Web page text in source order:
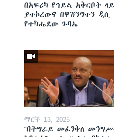
በአፍሪካ የኅይል አቅርቦት
ያተኮረውና በዋሽንግተን ዲሲ
የተካሔደው ጉባኤ
ማርች 13, 2025
"በትግራይ መፈንቅለ